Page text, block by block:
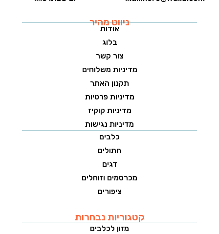
ניווט מהיר
אודות
בלוג
צור קשר
מדיניות משלוחים
תקנון האתר
מדיניות פרטיות
מדיניות קוקיז
מדיניות נגישות
כלבים
חתולים
דגים
מכרסמים וזוחלים
ציפורים
קטגוריות נבחרות
מזון לכלבים